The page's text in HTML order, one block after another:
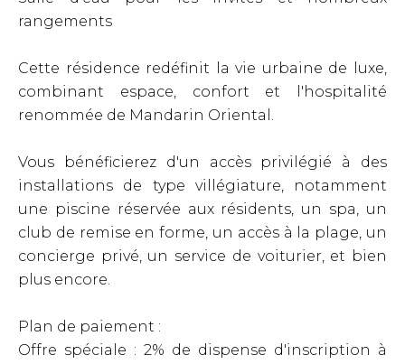
rangements
Cette résidence redéfinit la vie urbaine de luxe,
combinant espace, confort et l'hospitalité
renommée de Mandarin Oriental.
Vous bénéficierez d'un accès privilégié à des
installations de type villégiature, notamment
une piscine réservée aux résidents, un spa, un
club de remise en forme, un accès à la plage, un
concierge privé, un service de voiturier, et bien
plus encore.
Plan de paiement :
Offre spéciale : 2% de dispense d'inscription à